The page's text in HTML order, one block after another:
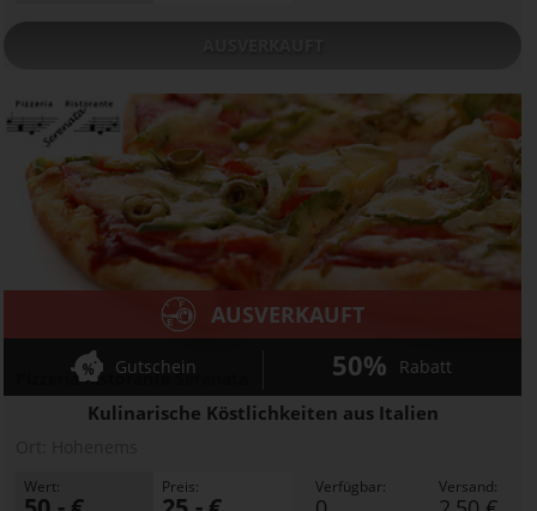
Pizzeria Ristorante Serenata
Kulinarische Köstlichkeiten aus Italien
AUSVERKAUFT
Gutschein 50% Rabatt
Wert: Preis: Verfügbar: Versand: